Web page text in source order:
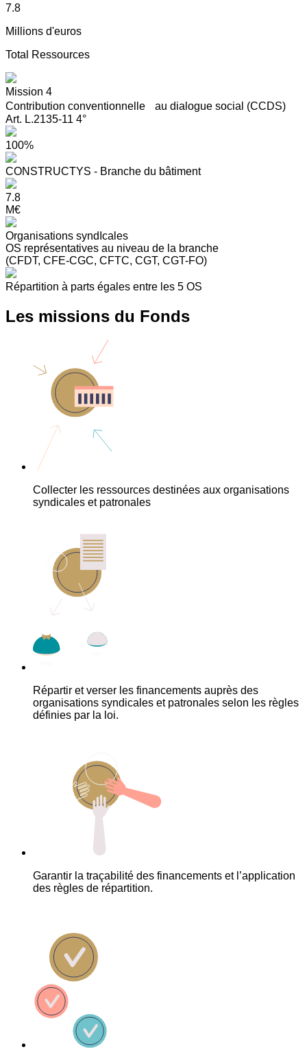
7.8
Millions d'euros
Total Ressources
Mission 4
Contribution conventionnelle au dialogue social (CCDS)
Art. L.2135-11 4°
100%
CONSTRUCTYS - Branche du bâtiment
7.8
M€
Organisations syndIcales
OS représentatives au niveau de la branche
(CFDT, CFE-CGC, CFTC, CGT, CGT-FO)
Répartition à parts égales entre les 5 OS
Les missions du Fonds
Collecter les ressources destinées aux organisations
syndicales et patronales
Répartir et verser les financements auprès des
organisations syndicales et patronales selon les règles
définies par la loi.
Garantir la traçabilité des financements et l’application
des règles de répartition.